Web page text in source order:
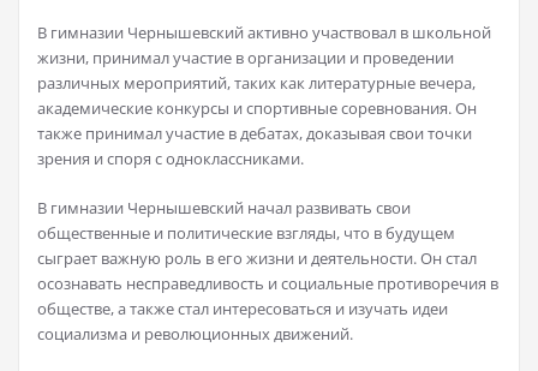
В гимназии Чернышевский активно участвовал в школьной
жизни, принимал участие в организации и проведении
различных мероприятий, таких как литературные вечера,
академические конкурсы и спортивные соревнования. Он
также принимал участие в дебатах, доказывая свои точки
зрения и споря с одноклассниками.
В гимназии Чернышевский начал развивать свои
общественные и политические взгляды, что в будущем
сыграет важную роль в его жизни и деятельности. Он стал
осознавать несправедливость и социальные противоречия в
обществе, а также стал интересоваться и изучать идеи
социализма и революционных движений.